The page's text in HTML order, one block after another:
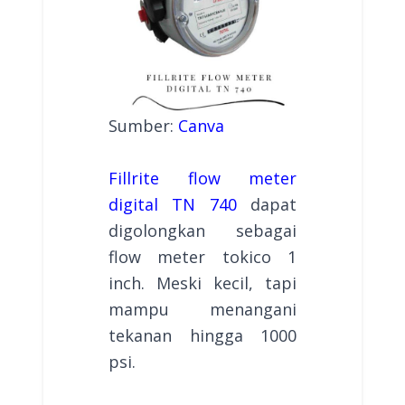
Sumber: Canva
Fillrite flow meter
digital TN 740dapat
digolongkan sebagai
flow meter tokico 1
inch. Meski kecil, tapi
mampu menangani
tekanan hingga 1000
psi.